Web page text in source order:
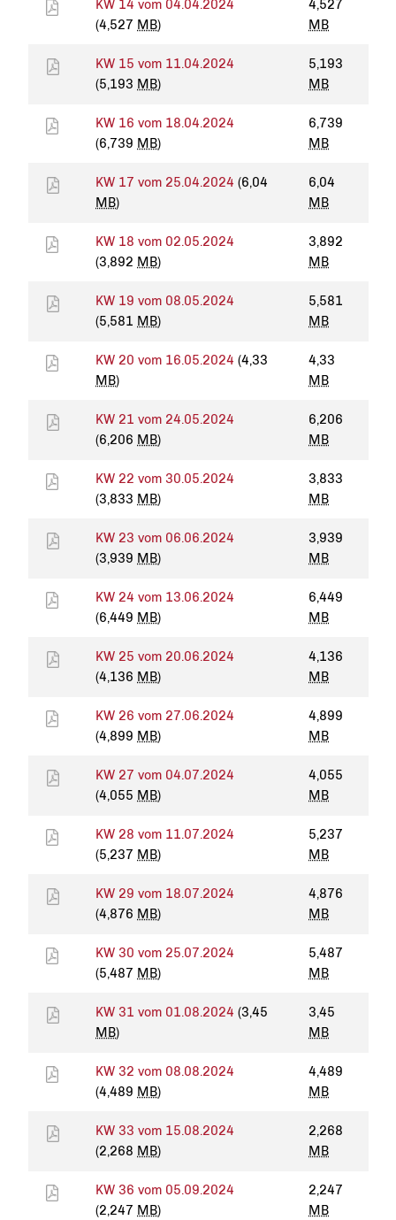
KW 14 vom 04.04.2024
(4,527 MB)
4,527
MB
KW 15 vom 11.04.2024
(5,193 MB)
5,193
MB
KW 16 vom 18.04.2024
(6,739 MB)
6,739
MB
KW 17 vom 25.04.2024 (6,04
MB)
6,04
MB
KW 18 vom 02.05.2024
(3,892 MB)
3,892
MB
KW 19 vom 08.05.2024
(5,581 MB)
5,581
MB
KW 20 vom 16.05.2024 (4,33
MB)
4,33
MB
KW 21 vom 24.05.2024
(6,206 MB)
6,206
MB
KW 22 vom 30.05.2024
(3,833 MB)
3,833
MB
KW 23 vom 06.06.2024
(3,939 MB)
3,939
MB
KW 24 vom 13.06.2024
(6,449 MB)
6,449
MB
KW 25 vom 20.06.2024
(4,136 MB)
4,136
MB
KW 26 vom 27.06.2024
(4,899 MB)
4,899
MB
KW 27 vom 04.07.2024
(4,055 MB)
4,055
MB
KW 28 vom 11.07.2024
(5,237 MB)
5,237
MB
KW 29 vom 18.07.2024
(4,876 MB)
4,876
MB
KW 30 vom 25.07.2024
(5,487 MB)
5,487
MB
KW 31 vom 01.08.2024 (3,45
MB)
3,45
MB
KW 32 vom 08.08.2024
(4,489 MB)
4,489
MB
KW 33 vom 15.08.2024
(2,268 MB)
2,268
MB
KW 36 vom 05.09.2024
(2,247 MB)
2,247
MB